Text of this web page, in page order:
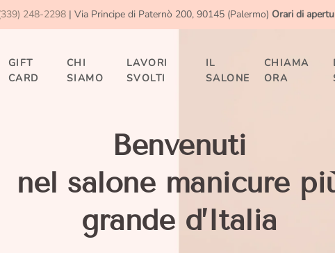
248-2298 | Via Principe di Paternò 200, 90145 (Palermo) Orari di
GIFT
CARD
CHI
SIAMO
LAVORI
SVOLTI
IL
SALONE
CHIAMA
ORA
Benvenuti
nel salone manicure
grande d’Italia